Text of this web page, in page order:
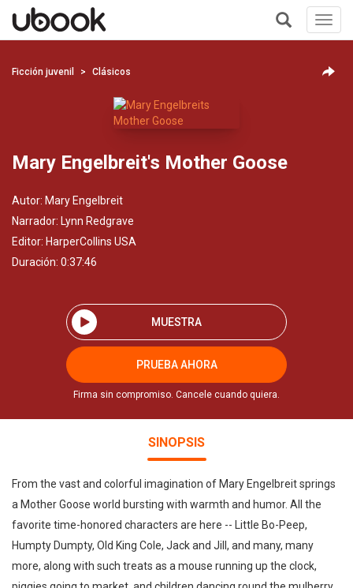
+
Ficción juvenil Clásicos
Mary Engelbreit's Mother Goose
Autor: Mary Engelbreit
Narrador: Lynn Redgrave
Editor: HarperCollins USA
Duración: 0:37:46
MUESTRA
PRUEBA AHORA
Firma sin compromiso. Cancele cuando quiera.
SINOPSIS
From the vast and colorful imagination of Mary Engelbreit springs
a Mother Goose world bursting with warmth and humor. All the
favorite time-honored characters are here -- Little Bo-Peep,
Humpty Dumpty, Old King Cole, Jack and Jill, and many, many
more, along with such treats as a mouse running up the clock,